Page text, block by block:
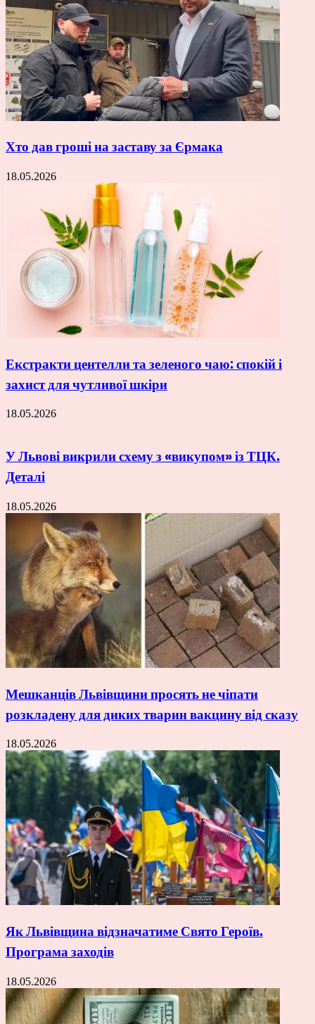
Хто дав гроші на заставу за Єрмака
18.05.2026
Екстракти центелли та зеленого чаю: спокій і
захист для чутливої шкіри
18.05.2026
У Львові викрили схему з «викупом» із ТЦК.
Деталі
18.05.2026
Мешканців Львівщини просять не чіпати
розкладену для диких тварин вакцину від сказу
18.05.2026
Як Львівщина відзначатиме Свято Героїв.
Програма заходів
18.05.2026